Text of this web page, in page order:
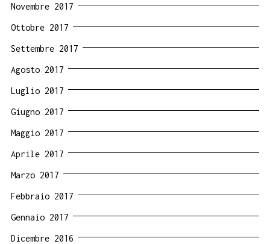
Novembre 2017
Ottobre 2017
Settembre 2017
Agosto 2017
Luglio 2017
Giugno 2017
Maggio 2017
Aprile 2017
Marzo 2017
Febbraio 2017
Gennaio 2017
Dicembre 2016